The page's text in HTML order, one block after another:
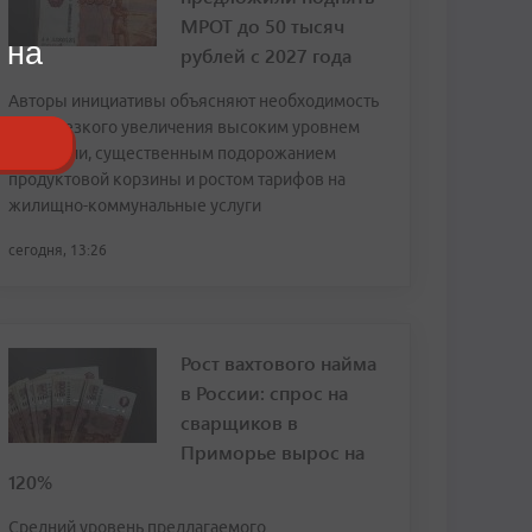
МРОТ до 50 тысяч
рублей с 2027 года
Авторы инициативы объясняют необходимость
столь резкого увеличения высоким уровнем
инфляции, существенным подорожанием
продуктовой корзины и ростом тарифов на
жилищно-коммунальные услуги
сегодня, 13:26
Рост вахтового найма
в России: спрос на
сварщиков в
Приморье вырос на
120%
Средний уровень предлагаемого